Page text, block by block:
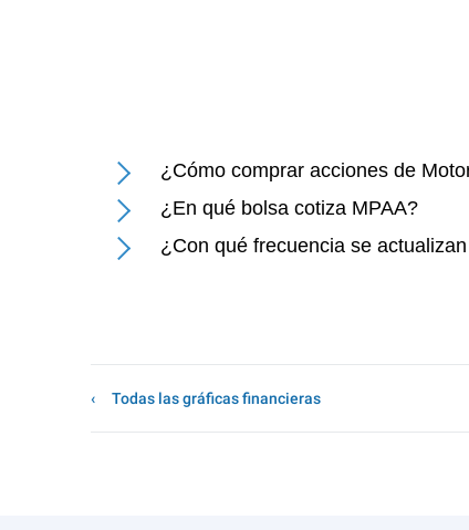
¿Cómo comprar acciones de
¿En qué bolsa cotiza MPAA?
¿Con qué frecuencia se
Todas las gráficas financieras